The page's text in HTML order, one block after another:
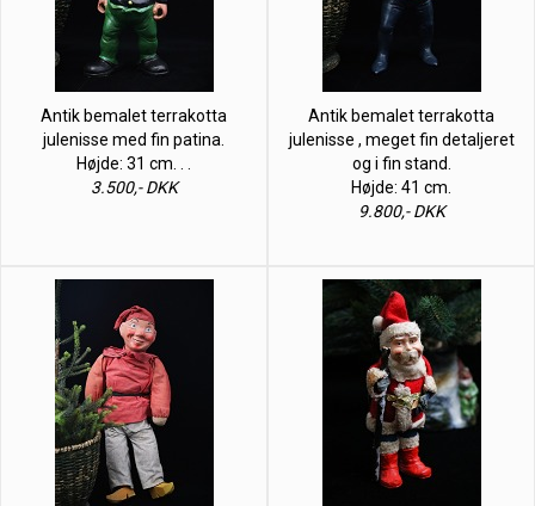
Antik bemalet terrakotta
julenisse med fin patina.
Højde: 31 cm. . .
3.500,- DKK
Antik bemalet terrakotta
julenisse , meget fin detaljeret
og i fin stand.
Højde: 41 cm.
9.800,- DKK